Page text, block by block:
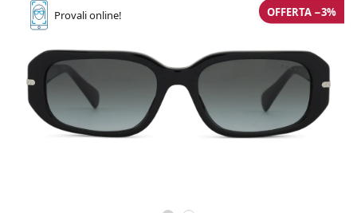
Provalionline! OFFERTA −3%